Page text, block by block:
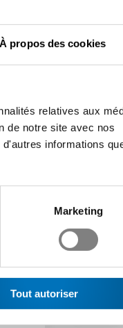
À propos des cookies
relatives aux
de notre site avec nos
informations
Marketing
Tout autoriser
sont
Prix
sous
La
plus
l’UE.…
Article |